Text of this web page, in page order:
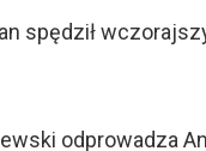
spędził
odprowadza